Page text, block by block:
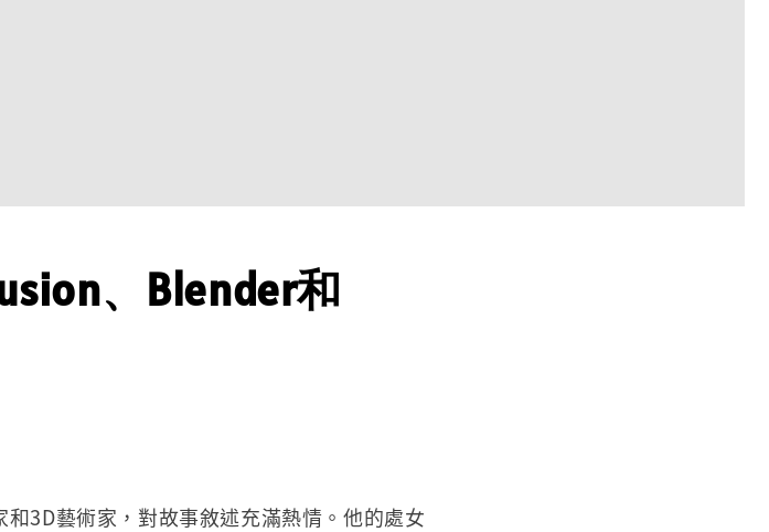
、Blender和
3D藝術家，對故事敘述充滿熱情。他的處女